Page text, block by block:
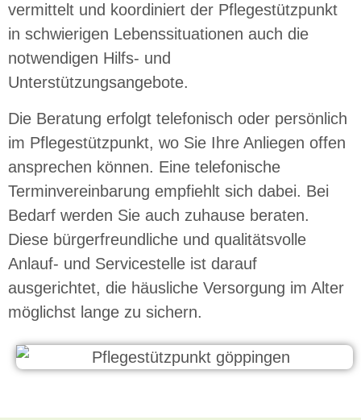
vermittelt und koordiniert der Pflegestützpunkt
in schwierigen Lebenssituationen auch die
notwendigen Hilfs- und
Unterstützungsangebote.
Die Beratung erfolgt telefonisch oder persönlich
im Pflegestützpunkt, wo Sie Ihre Anliegen offen
ansprechen können. Eine telefonische
Terminvereinbarung empfiehlt sich dabei. Bei
Bedarf werden Sie auch zuhause beraten.
Diese bürgerfreundliche und qualitätsvolle
Anlauf- und Servicestelle ist darauf
ausgerichtet, die häusliche Versorgung im Alter
möglichst lange zu sichern.